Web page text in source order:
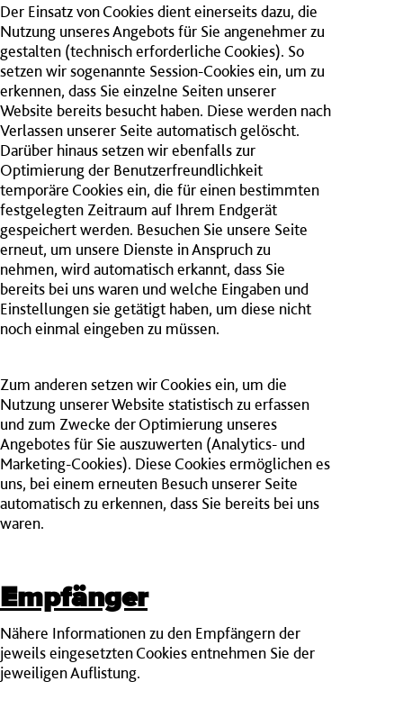
Der Einsatz von Cookies dient einerseits dazu, die
Nutzung unseres Angebots für Sie angenehmer zu
gestalten (technisch erforderliche Cookies). So
setzen wir sogenannte Session-Cookies ein, um zu
erkennen, dass Sie einzelne Seiten unserer
Website bereits besucht haben. Diese werden nach
Verlassen unserer Seite automatisch gelöscht.
Darüber hinaus setzen wir ebenfalls zur
Optimierung der Benutzerfreundlichkeit
temporäre Cookies ein, die für einen bestimmten
festgelegten Zeitraum auf Ihrem Endgerät
gespeichert werden. Besuchen Sie unsere Seite
erneut, um unsere Dienste in Anspruch zu
nehmen, wird automatisch erkannt, dass Sie
bereits bei uns waren und welche Eingaben und
Einstellungen sie getätigt haben, um diese nicht
noch einmal eingeben zu müssen.
Zum anderen setzen wir Cookies ein, um die
Nutzung unserer Website statistisch zu erfassen
und zum Zwecke der Optimierung unseres
Angebotes für Sie auszuwerten (Analytics- und
Marketing-Cookies). Diese Cookies ermöglichen es
uns, bei einem erneuten Besuch unserer Seite
automatisch zu erkennen, dass Sie bereits bei uns
waren.
Empfänger
Nähere Informationen zu den Empfängern der
jeweils eingesetzten Cookies entnehmen Sie der
jeweiligen Auflistung.